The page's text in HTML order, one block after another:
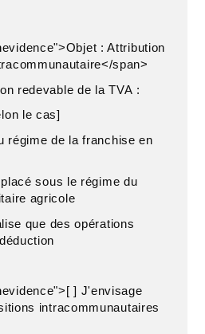
: Attribution
span>
redevable de la TVA :
le cas]
régime de la franchise en
sous le régime du
agricole
que des opérations
] J'envisage
intracommunautaires